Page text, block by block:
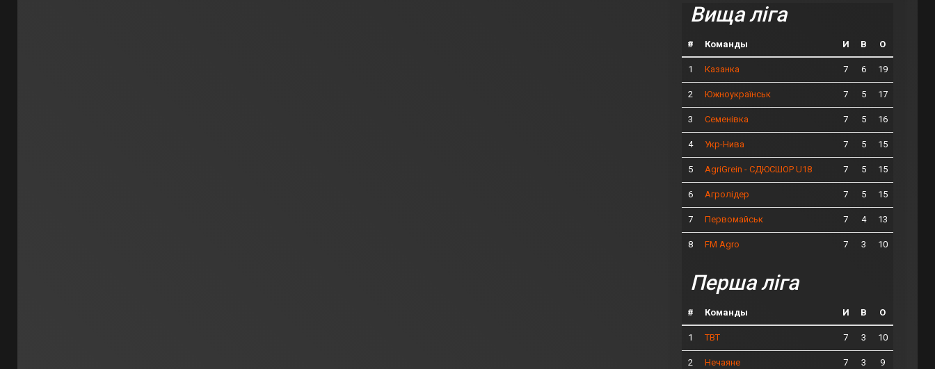
Вища ліга
# Команды И В О
1 Казанка 7 6 19
2 Южноукраїнськ 7 5 17
3 Семенівка 7 5 16
4 Укр-Нива 7 5 15
5 AgriGrein - СДЮСШОР U18 7 5 15
6 Агролідер 7 5 15
7 Первомайськ 7 4 13
8 FM Agro 7 3 10
Перша ліга
# Команды И В О
1 ТВТ 7 3 10
2 Нечаяне 7 3 9